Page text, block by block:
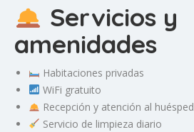
Servicios y
amenidades
Habitaciones privadas
WiFi gratuito
Recepción y atención al huésped
Servicio de limpieza diario